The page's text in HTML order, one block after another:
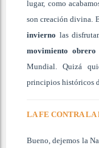
lugar, como
son creación divina.
invierno las
movimiento obrero
Mundial. Quizá
principios históricos
LA FE CONTRA LA
Bueno, dejemos la